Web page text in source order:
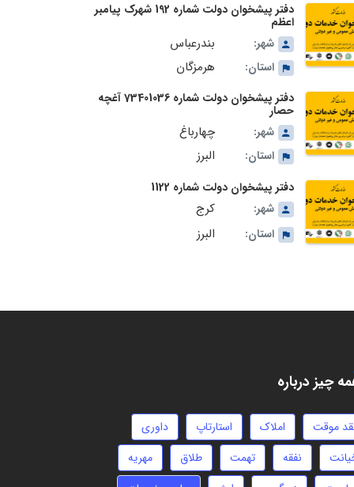
دفتر پیشخوان دولت شماره 192 شهرک پیامبر
اعظم
شهر:
بندرعباس
استان: هرمزگان
دفتر پیشخوان دولت شماره 73401036 آغچه
حصار
شهر:
چهارباغ
استان: البرز
دفتر پیشخوان دولت شماره 1122
شهر:
کرج
استان: البرز
چیز درباره
موقت املاک استارتاپ
داوری
نفقه تهمت طلاق
مهریه